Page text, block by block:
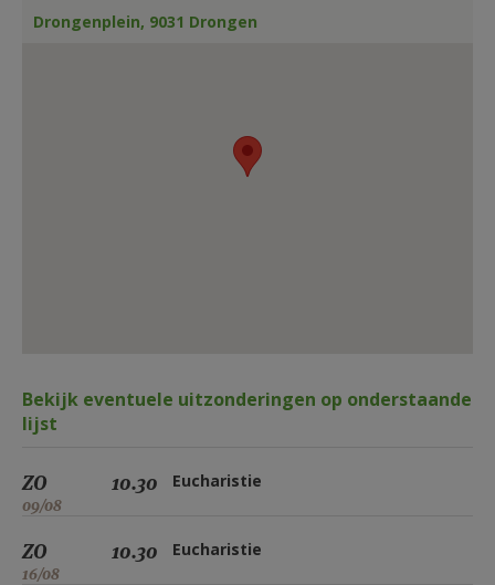
AANMELDEN OF REGISTREREN
Drongenplein, 9031 Drongen
Bekijk eventuele uitzonderingen op onderstaande
lijst
ZO
09/08
10.30 Eucharistie
ZO
16/08
10.30 Eucharistie